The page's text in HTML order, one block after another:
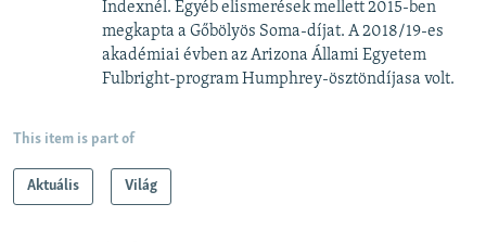
Indexnél. Egyéb elismerések mellett 2015-ben
megkapta a Gőbölyös Soma-díjat. A 2018/19-es
akadémiai évben az Arizona Állami Egyetem
Fulbright-program Humphrey-ösztöndíjasa volt.
This item is part of
Aktuális Világ